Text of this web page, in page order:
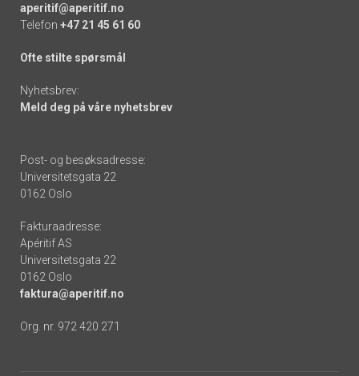
aperitif@aperitif.no
Telefon +47 21 45 61 60
Ofte stilte spørsmål
Nyhetsbrev:
Meld deg på våre nyhetsbrev
Post- og besøksadresse:
Universitetsgata 22
0162 Oslo
Fakturaadresse:
Apéritif AS
Universitetsgata 22
0162 Oslo
faktura@aperitif.no
Org. nr. 972 420 271